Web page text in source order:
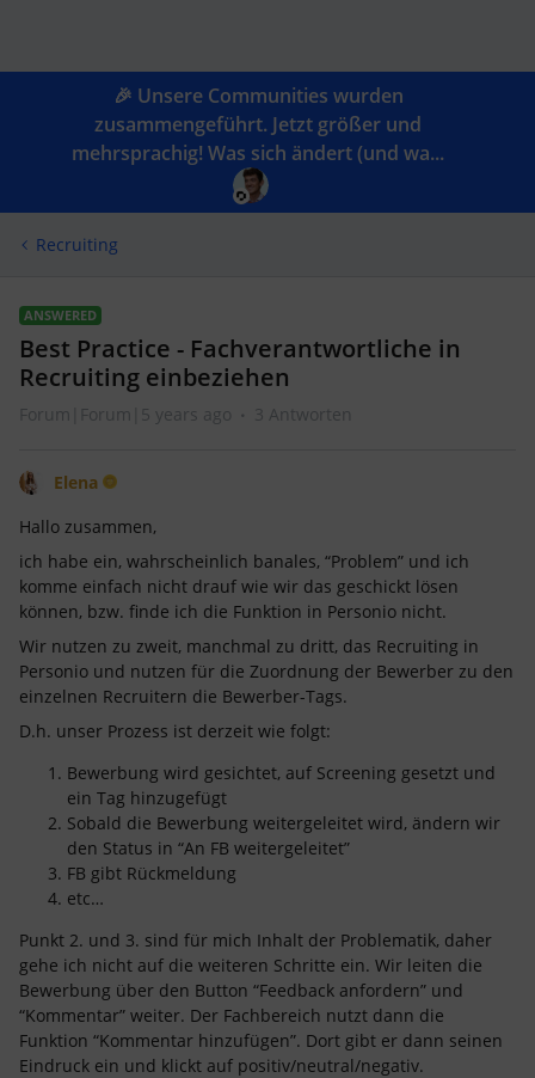
🎉 Unsere Communities wurden
zusammengeführt. Jetzt größer und
mehrsprachig! Was sich ändert (und wa...
Recruiting
ANSWERED
Best Practice - Fachverantwortliche in
Recruiting einbeziehen
Forum|Forum|5 years ago 3 Antworten
Elena
Hallo zusammen,
ich habe ein, wahrscheinlich banales, “Problem” und ich
komme einfach nicht drauf wie wir das geschickt lösen
können, bzw. finde ich die Funktion in Personio nicht.
Wir nutzen zu zweit, manchmal zu dritt, das Recruiting in
Personio und nutzen für die Zuordnung der Bewerber zu den
einzelnen Recruitern die Bewerber-Tags.
D.h. unser Prozess ist derzeit wie folgt:
Bewerbung wird gesichtet, auf Screening gesetzt und
ein Tag hinzugefügt
Sobald die Bewerbung weitergeleitet wird, ändern wir
den Status in “An FB weitergeleitet”
FB gibt Rückmeldung
etc…
Punkt 2. und 3. sind für mich Inhalt der Problematik, daher
gehe ich nicht auf die weiteren Schritte ein. Wir leiten die
Bewerbung über den Button “Feedback anfordern” und
“Kommentar” weiter. Der Fachbereich nutzt dann die
Funktion “Kommentar hinzufügen”. Dort gibt er dann seinen
Eindruck ein und klickt auf positiv/neutral/negativ.